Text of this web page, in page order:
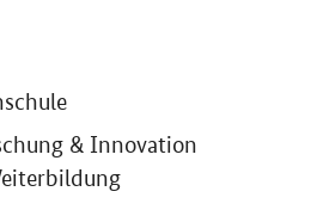
& Innovation